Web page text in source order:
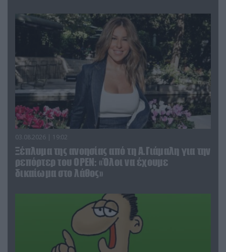
03.08.2026 | 19:02
Ξέπλυμα της ανοησίας από τη Α.Γιάμαλη για την
ρεπόρτερ του ΟΡΕΝ: «Όλοι να έχουμε
δικαίωμα στο λάθος»